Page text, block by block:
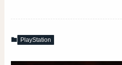
PlayStation